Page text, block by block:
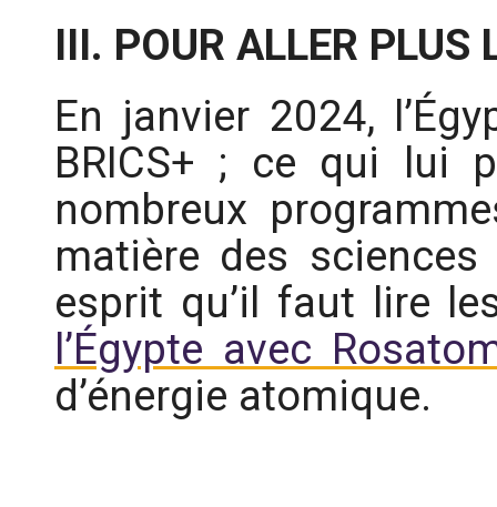
III. POUR ALLER PLUS
En janvier 2024,
BRICS+ ; ce qui lui
nombreux
matière des
esprit qu’il faut lire
l’Égypte avec
d’énergie atomique.